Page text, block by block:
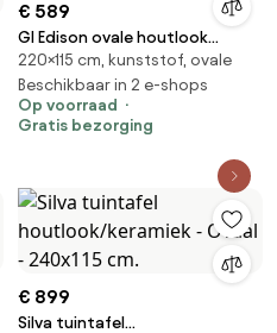
€ 589
GI Edison ovale houtlook
tuintafel 220x115 cm.
220×115 cm, kunststof, ovale
Beschikbaar in 2 e-shops
Op voorraad
Gratis bezorging
€ 899
Silva tuintafel